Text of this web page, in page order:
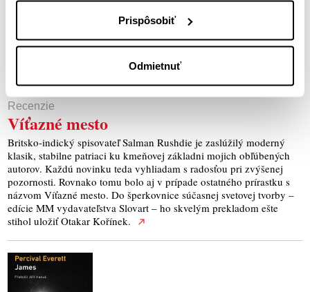
Prispôsobiť
Odmietnuť
Recenzie
Víťazné mesto
Britsko-indický spisovateľ Salman Rushdie je zaslúžilý moderný
klasik, stabilne patriaci ku kmeňovej základni mojich obľúbených
autorov. Každú novinku teda vyhliadam s radosťou pri zvýšenej
pozornosti. Rovnako tomu bolo aj v prípade ostatného prírastku s
názvom Víťazné mesto. Do šperkovnice súčasnej svetovej tvorby –
edície MM vydavateľstva Slovart – ho skvelým prekladom ešte
stihol uložiť Otakar Kořínek.